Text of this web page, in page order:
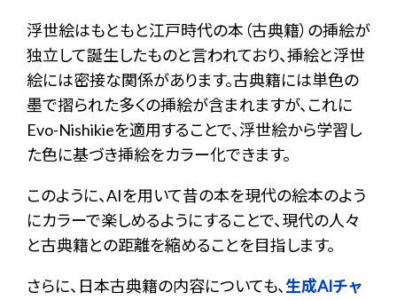
浮世絵はもともと江戸時代の本（古典籍）の挿絵が
独立して誕生したものと言われており、挿絵と浮世
絵には密接な関係があります。古典籍には単色の
墨で摺られた多くの挿絵が含まれますが、これに
Evo-Nishikieを適用することで、浮世絵から学習し
た色に基づき挿絵をカラー化できます。
このように、AIを用いて昔の本を現代の絵本のよう
にカラーで楽しめるようにすることで、現代の人々
と古典籍との距離を縮めることを目指します。
さらに、日本古典籍の内容についても、生成AIチャ